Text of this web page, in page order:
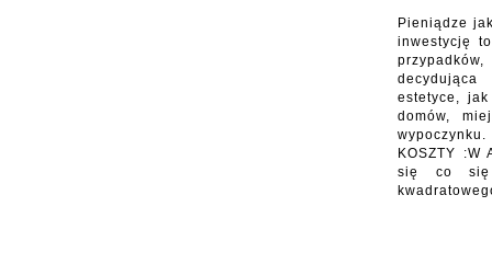
Pieniądze
inwestycję
estetyce,
domów,
KOSZTY :W
się co